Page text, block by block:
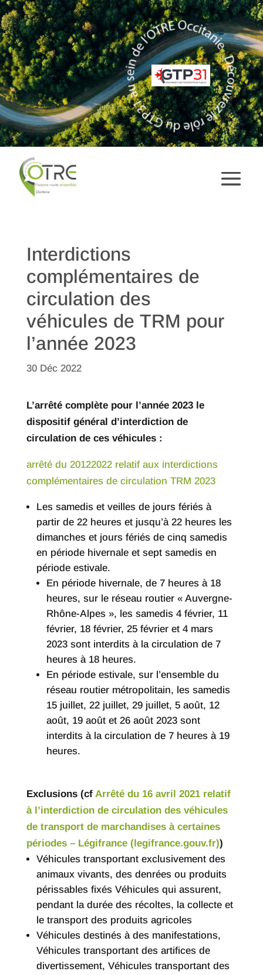
Interdictions
complémentaires de
circulation des
véhicules de TRM pour
l’année 2023
30 Déc 2022
L’arrêté complète pour l’année 2023 le
dispositif général d’interdiction de
circulation de ces véhicules :
arrêté du 20122022 relatif aux interdictions
complémentaires de circulation TRM 2023
Les samedis et veilles de jours fériés à
partir de 22 heures et jusqu’à 22 heures les
dimanches et jours fériés de cinq samedis
en période hivernale et sept samedis en
période estivale.
En période hivernale, de 7 heures à 18
heures, sur le réseau routier « Auvergne-
Rhône-Alpes », les samedis 4 février, 11
février, 18 février, 25 février et 4 mars
2023 sont interdits à la circulation de 7
heures à 18 heures.
En période estivale, sur l’ensemble du
réseau routier métropolitain, les samedis
15 juillet, 22 juillet, 29 juillet, 5 août, 12
août, 19 août et 26 août 2023 sont
interdits à la circulation de 7 heures à 19
heures.
Exclusions (cf Arrêté du 16 avril 2021 relatif
à l’interdiction de circulation des véhicules
de transport de marchandises à certaines
périodes – Légifrance (legifrance.gouv.fr))
Véhicules transportant exclusivement des
animaux vivants, des denrées ou produits
périssables fixés Véhicules qui assurent,
pendant la durée des récoltes, la collecte et
le transport des produits agricoles
Véhicules destinés à des manifestations,
Véhicules transportant des artifices de
divertissement, Véhicules transportant des